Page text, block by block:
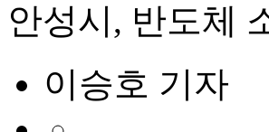
안성시, 반도체
이승호 기자